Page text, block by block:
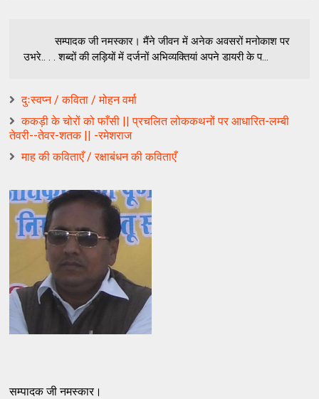
सम्पादक जी नमस्कार। मैंने जीवन में अनेक अवसरों मनोकाश पर
उभरे.. . . शब्दों की लड़ियों में दर्जनों अभिव्यक्तियां अपने डायरी के प...
दुःस्वप्न / कविता / मोहन वर्मा
ककड़ी के चोरों को फाँसी || प्रचलित लोककथनों पर आधारित-लम्बी
तेवरी--तेवर-शतक || -रमेशराज
माह की कविताएँ / रक्षाबंधन की कविताएँ
सम्पादक जी नमस्कार।